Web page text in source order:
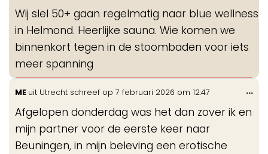
Wij slel 50+ gaan regelmatig naar blue wellness
in Helmond. Heerlijke sauna. Wie komen we
binnenkort tegen in de stoombaden voor iets
meer spanning
ME uit Utrecht schreef op 7 februari 2026 om 12:47
Afgelopen donderdag was het dan zover ik en
mijn partner voor de eerste keer naar
Beuningen, in mijn beleving een erotische
...